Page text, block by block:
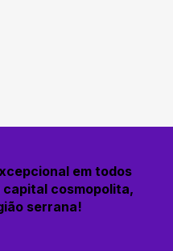
em todos
capital cosmopolita,
serrana!